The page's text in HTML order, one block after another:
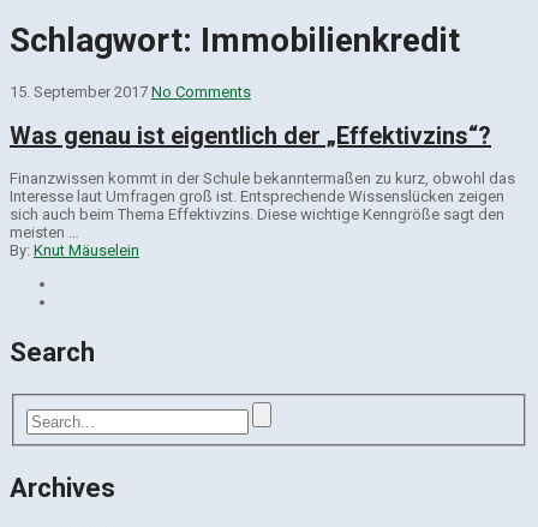
Schlagwort: Immobilienkredit
15. September 2017 No Comments
Was genau ist eigentlich der „Effektivzins“?
Finanzwissen kommt in der Schule bekanntermaßen zu kurz, obwohl das
Interesse laut Umfragen groß ist. Entsprechende Wissenslücken zeigen
sich auch beim Thema Effektivzins. Diese wichtige Kenngröße sagt den
meisten …
By: Knut Mäuselein
Search
Archives